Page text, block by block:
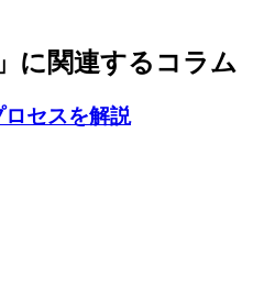
に関連するコラム
セスを解説